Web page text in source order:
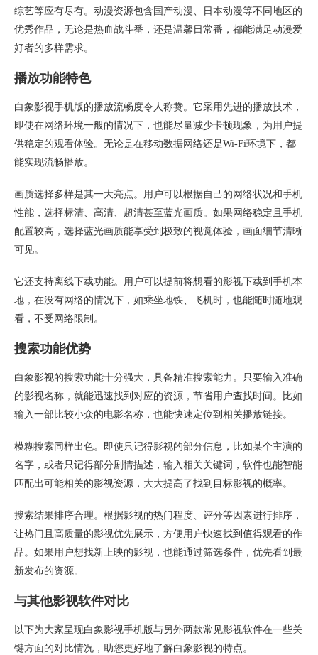
综艺等应有尽有。动漫资源包含国产动漫、日本动漫等不同地区的
优秀作品，无论是热血战斗番，还是温馨日常番，都能满足动漫爱
好者的多样需求。
播放功能特色
白象影视手机版的播放流畅度令人称赞。它采用先进的播放技术，
即使在网络环境一般的情况下，也能尽量减少卡顿现象，为用户提
供稳定的观看体验。无论是在移动数据网络还是Wi-Fi环境下，都
能实现流畅播放。
画质选择多样是其一大亮点。用户可以根据自己的网络状况和手机
性能，选择标清、高清、超清甚至蓝光画质。如果网络稳定且手机
配置较高，选择蓝光画质能享受到极致的视觉体验，画面细节清晰
可见。
它还支持离线下载功能。用户可以提前将想看的影视下载到手机本
地，在没有网络的情况下，如乘坐地铁、飞机时，也能随时随地观
看，不受网络限制。
搜索功能优势
白象影视的搜索功能十分强大，具备精准搜索能力。只要输入准确
的影视名称，就能迅速找到对应的资源，节省用户查找时间。比如
输入一部比较小众的电影名称，也能快速定位到相关播放链接。
模糊搜索同样出色。即使只记得影视的部分信息，比如某个主演的
名字，或者只记得部分剧情描述，输入相关关键词，软件也能智能
匹配出可能相关的影视资源，大大提高了找到目标影视的概率。
搜索结果排序合理。根据影视的热门程度、评分等因素进行排序，
让热门且高质量的影视优先展示，方便用户快速找到值得观看的作
品。如果用户想找新上映的影视，也能通过筛选条件，优先看到最
新发布的资源。
与其他影视软件对比
以下为大家呈现白象影视手机版与另外两款常见影视软件在一些关
键方面的对比情况，助您更好地了解白象影视的特点。